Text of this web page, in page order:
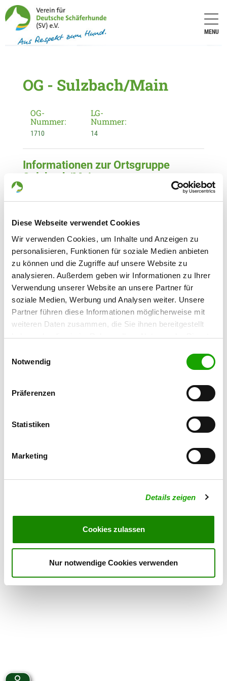
Diese Webseite verwendet Cookies
Wir verwenden Cookies, um Inhalte und Anzeigen zu
personalisieren, Funktionen für soziale Medien anbieten
zu können und die Zugriffe auf unsere Website zu
analysieren. Außerdem geben wir Informationen zu Ihrer
Verwendung unserer Website an unsere Partner für
soziale Medien, Werbung und Analysen weiter. Unsere
Partner führen diese Informationen möglicherweise mit
weiteren Daten zusammen, die Sie ihnen bereitgestellt
haben oder die sie im Rahmen Ihrer Nutzung der Dienste
Cookies, wenn Sie unsere Webseite weiterhin nutzen.
Notwendig
Präferenzen
Statistiken
Marketing
Details zeigen
Cookies zulassen
Nur notwendige Cookies verwenden
MENU
OG - Sulzbach/Main
OG-
Nummer:
1710
LG-
Nummer:
14
Informationen zur Ortsgruppe
Sulzbach/Main
Schillerstr. 4
Übungsplatz:
Rainweg
63834 Sulzbach/Main
Handy:
0171 1933503
E-Mail:
mail@jens-wicher.com
Homepage:
www.schaeferhunde-sulzbach.de
Angebot:
Übungszeiten im Sommer:
Samstag from 16:00 h
Sonntag from 10:00 h